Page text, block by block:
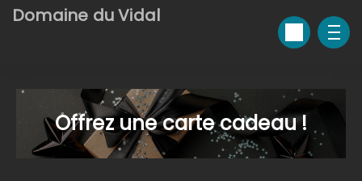
Domaine du Vidal
Offrez une carte cadeau !